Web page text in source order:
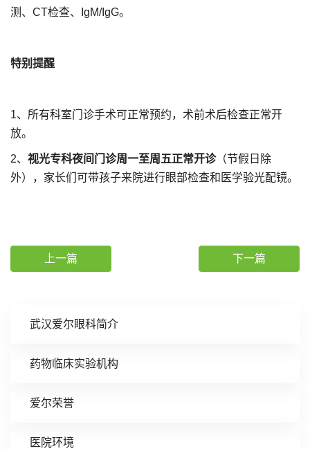
武汉爱尔眼科简介
药物临床实验机构
爱尔荣誉
医院环境
测、CT检查、IgM/IgG。
特别提醒
1、所有科室门诊手术可正常预约，术前术后检查正常开
放。
2、 视光专科夜间门诊周一至周五正常开诊（节假日除
外），家长们可带孩子来院进行眼部检查和医学验光配镜。
上一篇 下一篇